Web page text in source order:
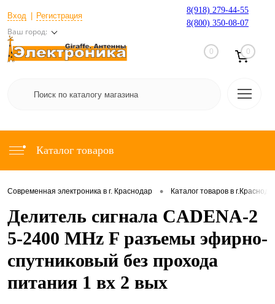
Вход Регистрация
Ваш город:
8(918) 279-44-55
8(800) 350-08-07
0 0
Каталог товаров
Современная электроника в г. Краснодар • Каталог товаров в
Делитель сигнала CADENA-2
5-2400 MHz F разъемы эфирно-
спутниковый без прохода
питания 1 вх 2 вых